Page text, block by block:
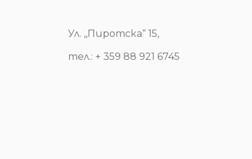
Ул. ,,Пиротска“ 15,
тел.: + 359 88 921 6745